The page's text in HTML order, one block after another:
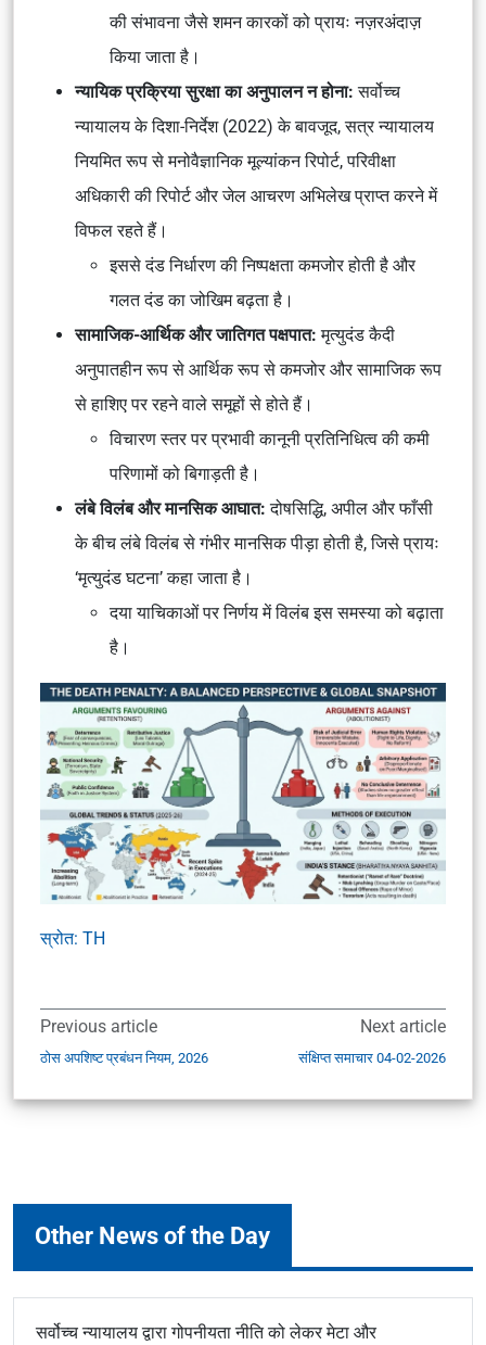
की संभावना जैसे शमन कारकों को प्रायः नज़रअंदाज़
किया जाता है।
न्यायिक प्रक्रिया सुरक्षा का अनुपालन न होना: सर्वोच्च
न्यायालय के दिशा-निर्देश (2022) के बावजूद, सत्र न्यायालय
नियमित रूप से मनोवैज्ञानिक मूल्यांकन रिपोर्ट, परिवीक्षा
अधिकारी की रिपोर्ट और जेल आचरण अभिलेख प्राप्त करने में
विफल रहते हैं।
इससे दंड निर्धारण की निष्पक्षता कमजोर होती है और
गलत दंड का जोखिम बढ़ता है।
सामाजिक-आर्थिक और जातिगत पक्षपात: मृत्युदंड कैदी
अनुपातहीन रूप से आर्थिक रूप से कमजोर और सामाजिक रूप
से हाशिए पर रहने वाले समूहों से होते हैं।
विचारण स्तर पर प्रभावी कानूनी प्रतिनिधित्व की कमी
परिणामों को बिगाड़ती है।
लंबे विलंब और मानसिक आघात: दोषसिद्धि, अपील और फाँसी
के बीच लंबे विलंब से गंभीर मानसिक पीड़ा होती है, जिसे प्रायः
‘मृत्युदंड घटना’ कहा जाता है।
दया याचिकाओं पर निर्णय में विलंब इस समस्या को बढ़ाता
है।
स्रोत: TH
Previous article
ठोस अपशिष्ट प्रबंधन नियम, 2026
Next article
संक्षिप्त समाचार 04-02-2026
Other News of the Day
सर्वोच्च न्यायालय द्वारा गोपनीयता नीति को लेकर मेटा और